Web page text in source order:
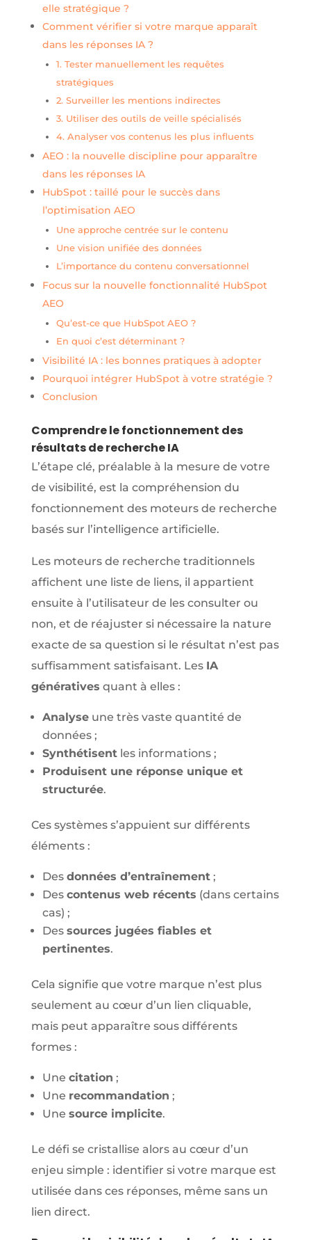
elle stratégique ?
Comment vérifier si votre marque apparaît
dans les réponses IA ?
1. Tester manuellement les requêtes
stratégiques
2. Surveiller les mentions indirectes
3. Utiliser des outils de veille spécialisés
4. Analyser vos contenus les plus influents
AEO : la nouvelle discipline pour apparaître
dans les réponses IA
HubSpot : taillé pour le succès dans
l’optimisation AEO
Une approche centrée sur le contenu
Une vision unifiée des données
L’importance du contenu conversationnel
Focus sur la nouvelle fonctionnalité HubSpot
AEO
Qu’est-ce que HubSpot AEO ?
En quoi c’est déterminant ?
Visibilité IA : les bonnes pratiques à adopter
Pourquoi intégrer HubSpot à votre stratégie ?
Conclusion
Comprendre le fonctionnement des
résultats de recherche IA
L’étape clé, préalable à la mesure de votre
de visibilité, est la compréhension du
fonctionnement des moteurs de recherche
basés sur l’intelligence artificielle.
Les moteurs de recherche traditionnels
affichent une liste de liens, il appartient
ensuite à l’utilisateur de les consulter ou
non, et de réajuster si nécessaire la nature
exacte de sa question si le résultat n’est pas
suffisamment satisfaisant. Les IA
génératives quant à elles :
Analyseune très vaste quantité de
données ;
Synthétisentles informations ;
Produisent une réponse unique et
structurée.
Ces systèmes s’appuient sur différents
éléments :
Des données d’entraînement;
Des contenus web récents (dans certains
cas) ;
Des sources jugées fiables et
pertinentes.
Cela signifie que votre marque n’est plus
seulement au cœur d’un lien cliquable,
mais peut apparaître sous différents
formes :
Une citation ;
Une recommandation ;
Une source implicite.
Le défi se cristallise alors au cœur d’un
enjeu simple : identifier si votre marque est
utilisée dans ces réponses, même sans un
lien direct.